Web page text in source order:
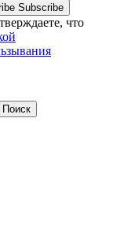
Subscribe
что
Поиск